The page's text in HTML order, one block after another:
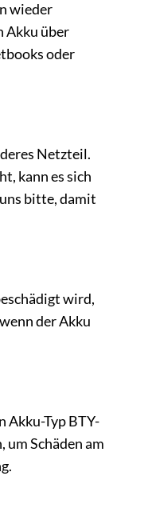
wieder
Akku über
oder
Netzteil.
kann es sich
bitte, damit
wird,
der Akku
Akku-Typ BTY-
Schäden am